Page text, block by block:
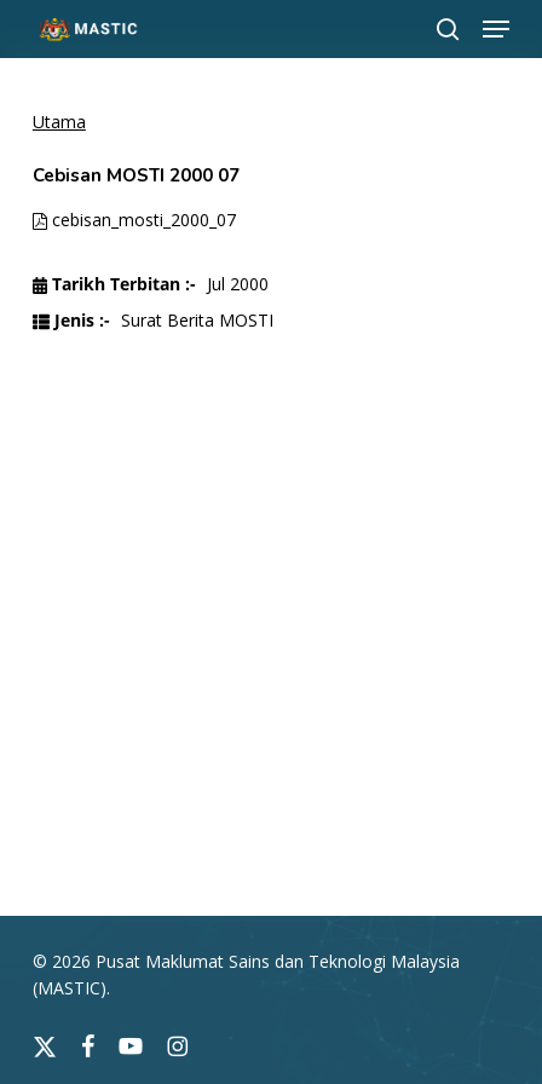
Langkau
cari
Menu
Utama
Cebisan MOSTI 2000 07
cebisan_mosti_2000_07
Tarikh Terbitan :- Jul 2000
Jenis :- Surat Berita MOSTI
© 2026 Pusat Maklumat Sains dan Teknologi Malaysia
(MASTIC).
x-
facebookyoutubeinstagram